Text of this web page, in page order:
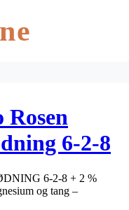
Rosen
6-2-8
– Bio6-2-8 + 2 %
og tang –